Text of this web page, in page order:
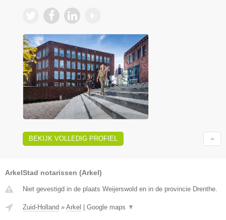
BEKIJK VOLLEDIG PROFIEL
ArkelStad notarissen (Arkel)
Niet gevestigd in de plaats Weijerswold en in de provincie Drenthe.
Zuid-Holland » Arkel Google maps ▼